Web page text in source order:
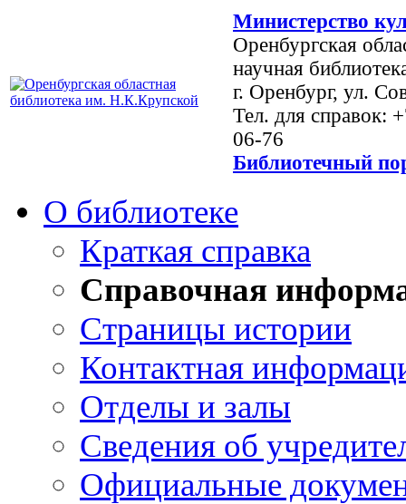
Министерство
Оренбургская
научная
г. Оренбург, ул.
Тел. для справок:
06-76
Библиотечный
О библиотеке
Краткая справка
Справочная
Страницы истории
Контактная
Отделы и залы
Сведения об
Официальные